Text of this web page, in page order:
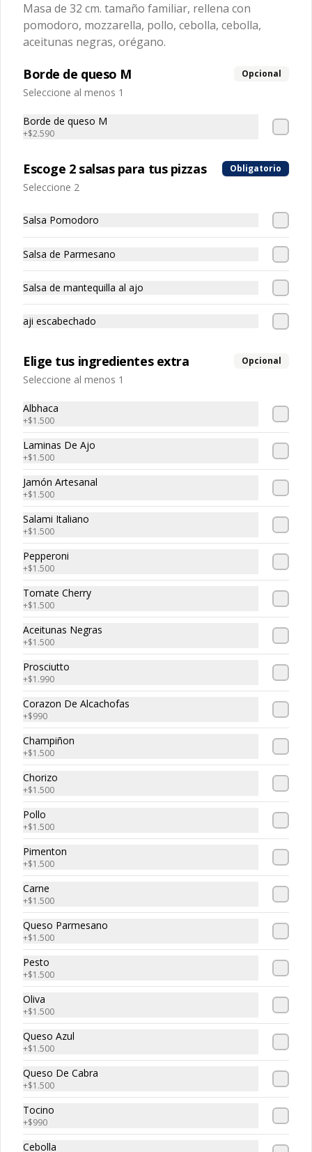
Ravioli Napolitano
Masa rellena con tomate y mozzarella
Pasta rellena de pollo
Spaguetti
Pasta larga
Tripasta Familiar
Tripasta Familiar
-  Fetuccini boloñesa
-  Ñoki al pesto
-  Penne rigatti alfredo
Tripasta de Tonny
Tripasta de Tonny
-  Fetuccini boloñesa
-  Ñoki al pesto
-  Penne rigatti alfredo
Antipasto
Bolitas de Carne
Bolitas de Carne, 3 unidades de
bolitas de carne envueltan en suave
masa de pizza frita, puedes escoger tu
salsa favotita!!
Caprese
Mozzarella Fior, tomate, albahaca y
pesto acompañado de tostadas.
Char-Q
Prosciutto, mortadella, tomates
Masa de 32 cm. tamaño familiar, rellena con
pomodoro, mozzarella, pollo, cebolla, cebolla,
aceitunas negras, orégano.
Borde de queso M Opcional
Seleccione al menos 1
Borde de queso M
+$2.590
Escoge 2 salsas para tus pizzas Obligatorio
Seleccione 2
Salsa Pomodoro
Salsa de Parmesano
Salsa de mantequilla al ajo
aji escabechado
Elige tus ingredientes extra Opcional
Seleccione al menos 1
Albhaca
+$1.500
Laminas De Ajo
+$1.500
Jamón Artesanal
+$1.500
Salami Italiano
+$1.500
Pepperoni
+$1.500
Tomate Cherry
+$1.500
Aceitunas Negras
+$1.500
Prosciutto
+$1.990
Corazon De Alcachofas
+$990
Champiñon
+$1.500
Chorizo
+$1.500
Pollo
+$1.500
Pimenton
+$1.500
Carne
+$1.500
Queso Parmesano
+$1.500
Pesto
+$1.500
Oliva
+$1.500
Queso Azul
+$1.500
Queso De Cabra
+$1.500
Tocino
+$990
Cebolla